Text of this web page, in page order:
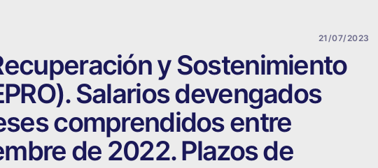
21/07/2023
y Sostenimiento
Salarios devengados
comprendidos entre
de 2022. Plazos de